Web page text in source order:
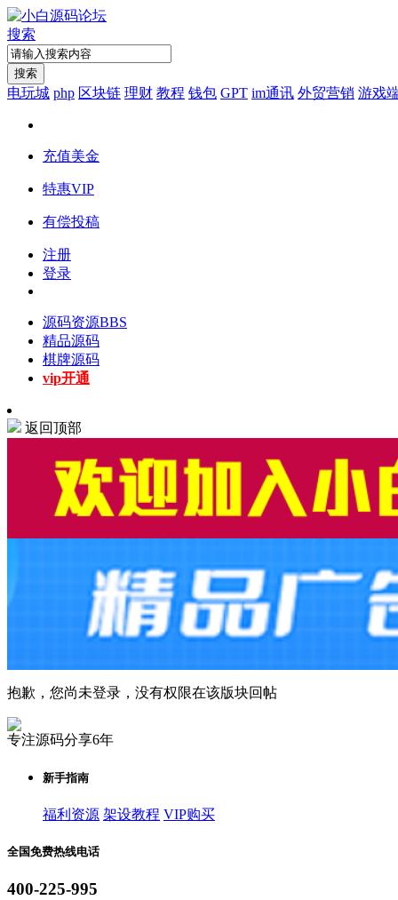
搜索
搜索
电玩城 php 区块链 理财 教程 钱包 GPT im通讯 外贸营销 游戏
充值美金
特惠VIP
有偿投稿
注册
登录
源码资源BBS
精品源码
棋牌源码
vip开通
返回顶部
抱歉，您尚未登录，没有权限在该版块回帖
专注源码分享6年
新手指南
福利资源 架设教程 VIP购买
全国免费热线电话
400-225-995